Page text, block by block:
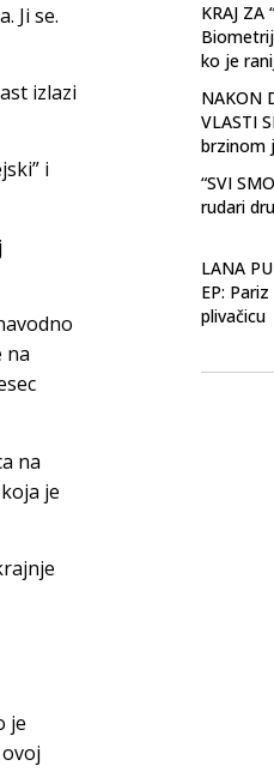
Ji se.
izlazi
i
na
na
je
je
KRAJ ZA
ko je
NAKON
VLASTI
brzinom
“SVI
rudari
LANA
EP:
plivačicu